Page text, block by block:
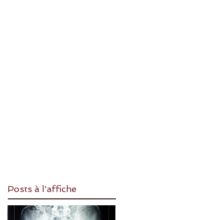
Posts à l'affiche